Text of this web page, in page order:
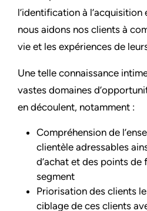
l’identification à
nous aidons nos clients à
vie et les expériences de
Une telle connaissance
vastes domaines
en découlent, notamment :
Compréhension de
clientèle adressables
d’achat et des points
segment
Priorisation des clients
ciblage de ces clients